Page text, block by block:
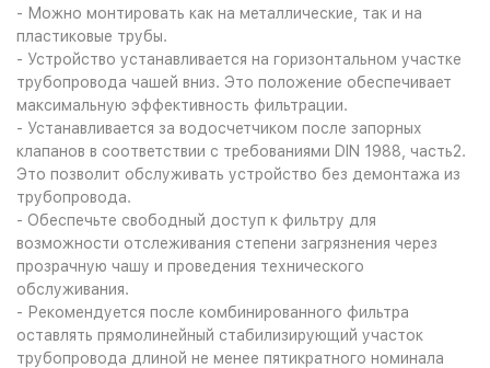
- Можно монтировать как на металлические, так и на
пластиковые трубы.
- Устройство устанавливается на горизонтальном участке
трубопровода чашей вниз. Это положение обеспечивает
максимальную эффективность фильтрации.
- Устанавливается за водосчетчиком после запорных
клапанов в соответствии с требованиями DIN 1988, часть2.
Это позволит обслуживать устройство без демонтажа из
трубопровода.
- Обеспечьте свободный доступ к фильтру для
возможности отслеживания степени загрязнения через
прозрачную чашу и проведения технического
обслуживания.
- Рекомендуется после комбинированного фильтра
оставлять прямолинейный стабилизирующий участок
трубопровода длиной не менее пятикратного номинала